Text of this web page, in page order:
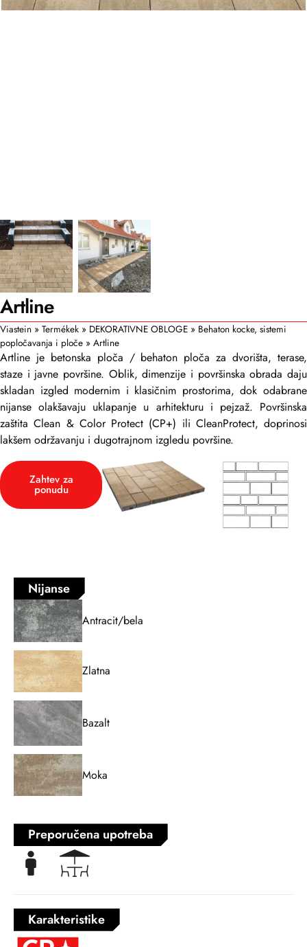
Artline
Viastein » Termékek » DEKORATIVNE OBLOGE » Behaton kocke, sistemi
popločavanja i ploče » Artline
Artline je betonska ploča / behaton ploča za dvorišta, terase,
staze i javne površine. Oblik, dimenzije i površinska obrada daju
skladan izgled modernim i klasičnim prostorima, dok odabrane
nijanse olakšavaju uklapanje u arhitekturu i pejzaž. Površinska
zaštita Clean & Color Protect (CP+) ili CleanProtect, doprinosi
lakšem održavanju i dugotrajnom izgledu površine.
Zahtev za
ponudu
Nijanse
Antracit/bela
Zlatna
Bazalt
Moka
Preporučena upotreba
Karakteristike